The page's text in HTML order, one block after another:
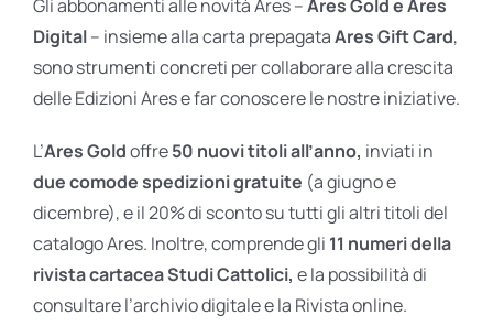
Gli abbonamenti alle novità Ares –Ares Gold e Ares
Digital– insieme alla carta prepagataAres Gift Card,
sono strumenti concreti per collaborare alla crescita
delle Edizioni Ares e far conoscere le nostre iniziative.
L’Ares Goldoffre50 nuovi titoli all’anno, inviati in
due comode spedizioni gratuite (a giugno e
dicembre), e il 20% di sconto su tutti gli altri titoli del
catalogo Ares. Inoltre, comprende gli 11 numeri della
rivista cartacea Studi Cattolici, e la possibilità di
consultare l’archivio digitale e la Rivista online.